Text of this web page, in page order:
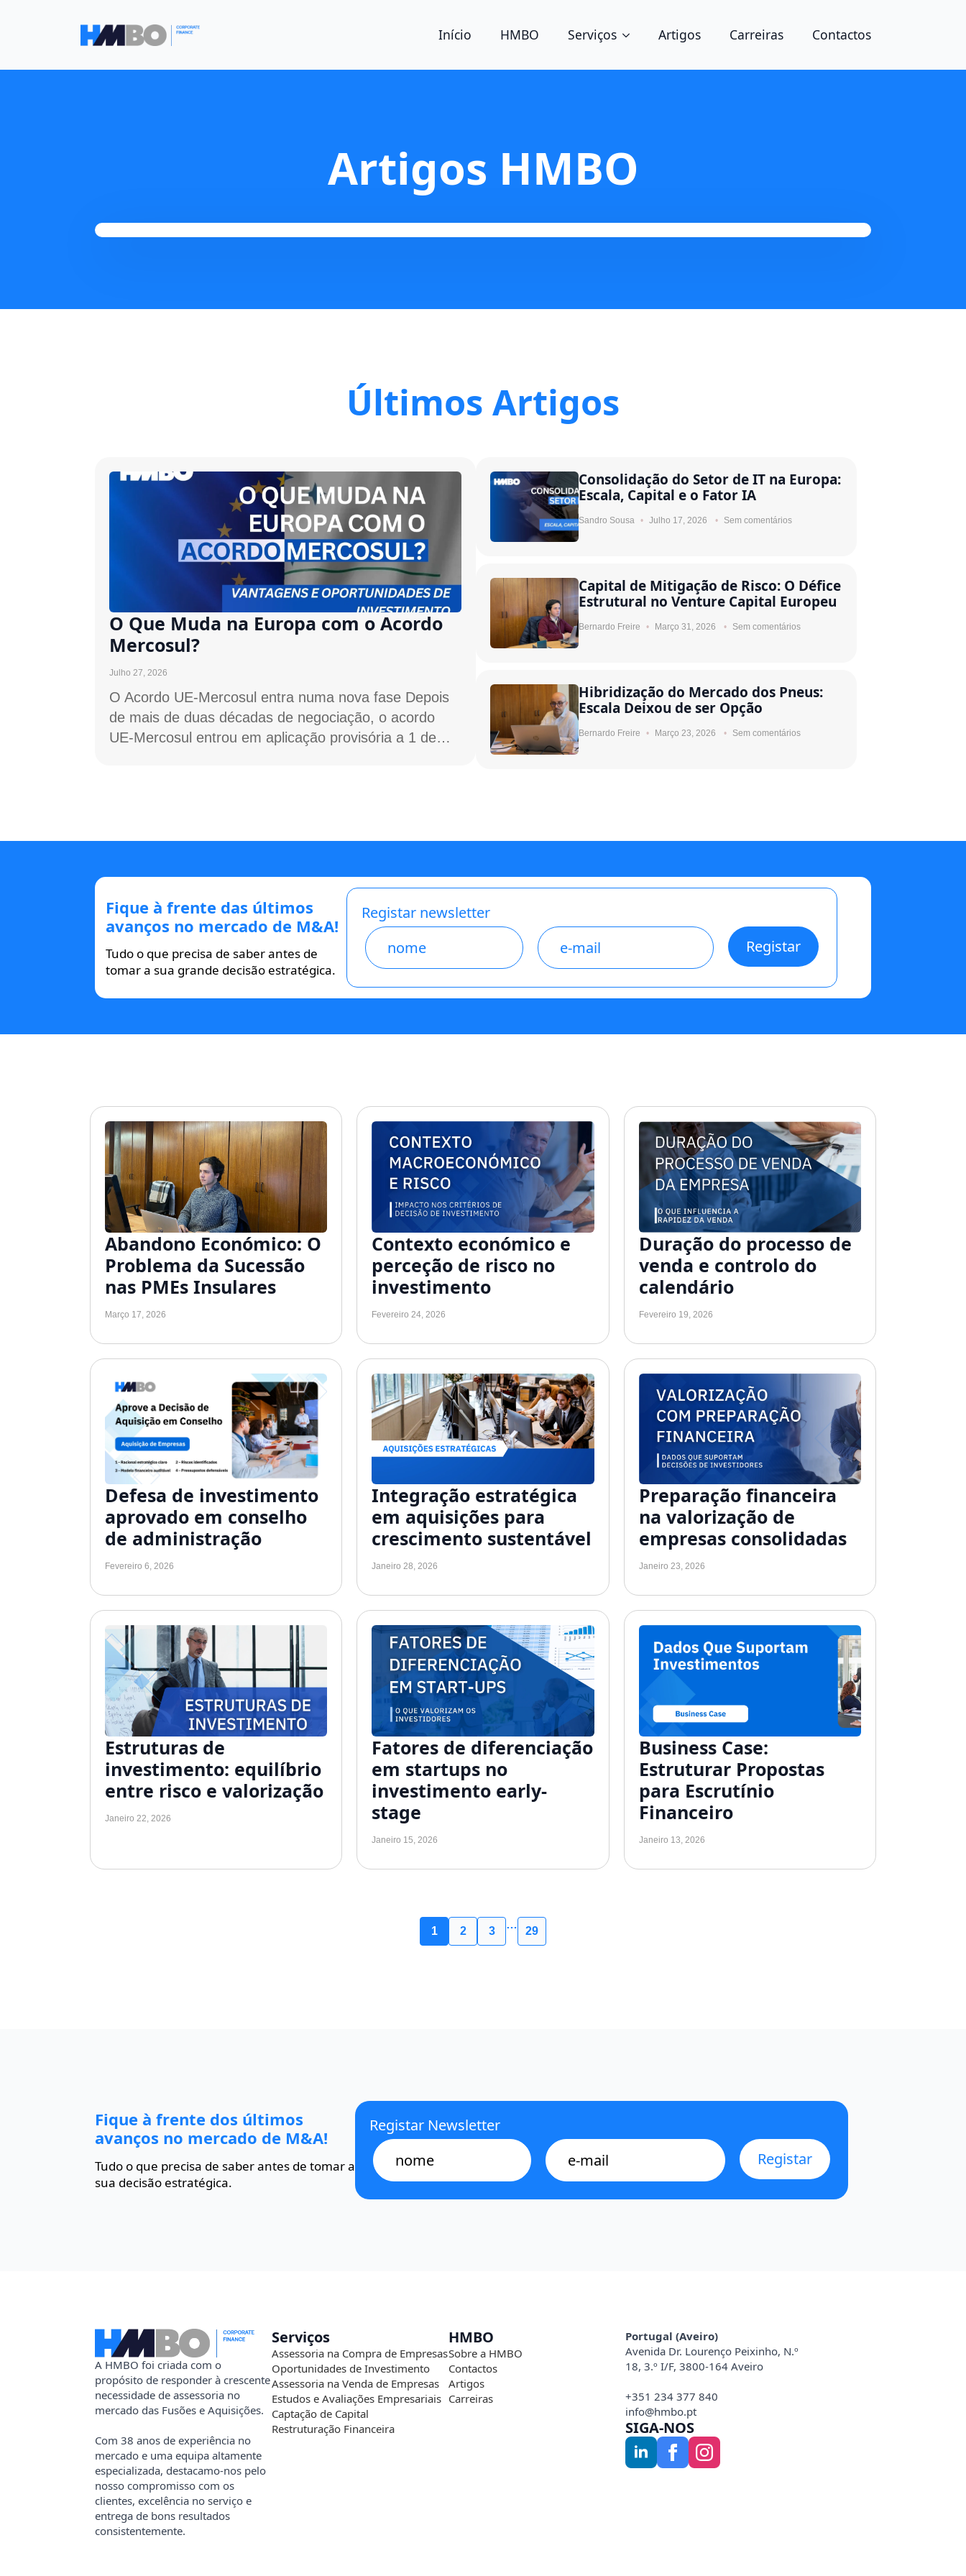
Início HMBO Serviços Artigos Carreiras Contactos
Artigos HMBO
Últimos Artigos
O Que Muda na Europa com o Acordo
Mercosul?
Julho 27, 2026
O Acordo UE-Mercosul entra numa nova fase Depois
de mais de duas décadas de negociação, o acordo
UE-Mercosul entrou em aplicação provisória a 1 de…
Consolidação do Setor de IT na Europa:
Escala, Capital e o Fator IA
Sandro Sousa Julho 17, 2026 Sem comentários
Capital de Mitigação de Risco: O Défice
Estrutural no Venture Capital Europeu
Bernardo Freire Março 31, 2026 Sem comentários
Hibridização do Mercado dos Pneus:
Escala Deixou de ser Opção
Bernardo Freire Março 23, 2026 Sem comentários
Fique à frente das últimos
avanços no mercado de M&A!
Tudo o que precisa de saber antes de
tomar a sua grande decisão estratégica.
Registar newsletter
Name
E-
mail
*
Registar
Abandono Económico: O
Problema da Sucessão
nas PMEs Insulares
Março 17, 2026
Contexto económico e
perceção de risco no
investimento
Fevereiro 24, 2026
Duração do processo de
venda e controlo do
calendário
Fevereiro 19, 2026
Defesa de investimento
aprovado em conselho
de administração
Fevereiro 6, 2026
Integração estratégica
em aquisições para
crescimento sustentável
Janeiro 28, 2026
Preparação financeira
na valorização de
empresas consolidadas
Janeiro 23, 2026
Estruturas de
investimento: equilíbrio
entre risco e valorização
Janeiro 22, 2026
Fatores de diferenciação
em startups no
investimento early-
stage
Janeiro 15, 2026
Business Case:
Estruturar Propostas
para Escrutínio
Financeiro
Janeiro 13, 2026
1 2 3
…
29
Fique à frente dos últimos
avanços no mercado de M&A!
Tudo o que precisa de saber antes de tomar a
sua decisão estratégica.
Registar Newsletter
Name
E-
mail
*
Registar
A HMBO foi criada com o
propósito de responder à crescente
necessidade de assessoria no
mercado das Fusões e Aquisições.
Com 38 anos de experiência no
mercado e uma equipa altamente
especializada, destacamo-nos pelo
nosso compromisso com os
clientes, excelência no serviço e
entrega de bons resultados
consistentemente.
Serviços
Assessoria na Compra de Empresas
Oportunidades de Investimento
Assessoria na Venda de Empresas
Estudos e Avaliações Empresariais
Captação de Capital
Restruturação Financeira
HMBO
Sobre a HMBO
Contactos
Artigos
Carreiras
Portugal (Aveiro)
Avenida Dr. Lourenço Peixinho, N.º
18, 3.º I/F, 3800-164 Aveiro
+351 234 377 840
info@hmbo.pt
SIGA-NOS